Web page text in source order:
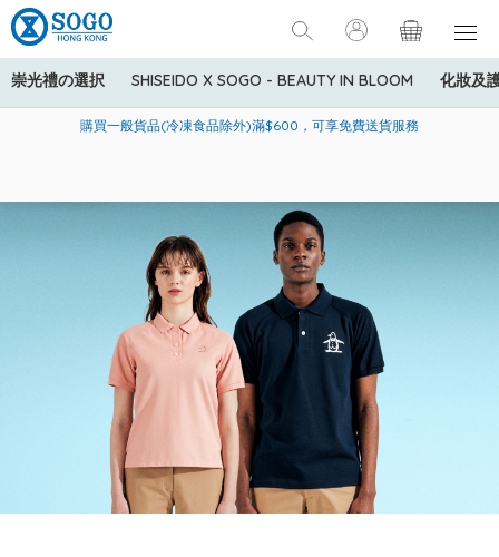
崇光禮の選択 SHISEIDO X SOGO - BEAUTY IN BLOOM 化妝及
美國運通Explorer®信用卡會員購物禮遇：高達5%簽賬回贈！
購買一般貨品(冷凍食品除外)滿$600，可享免費送貨服務
寄送中國內地服務只適用於指定商品，若訂單金額少於HK$600(折